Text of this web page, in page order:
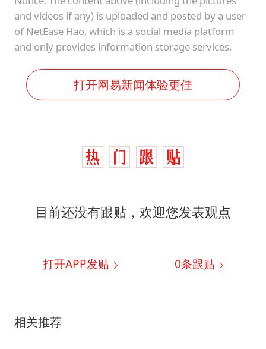
and videos if any) is uploaded and posted by a user
of NetEase Hao, which is a social media platform
and only provides information storage services.
打开网易新闻体验更佳
目前还没有跟贴，欢迎您发表观点
打开APP发贴 0条跟贴
相关推荐